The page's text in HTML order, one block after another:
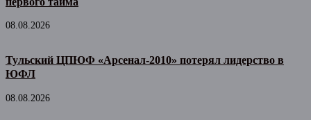
08.08.2026
Тульский ЦПЮФ «Арсенал-2010» потерял лидерство в
ЮФЛ
08.08.2026